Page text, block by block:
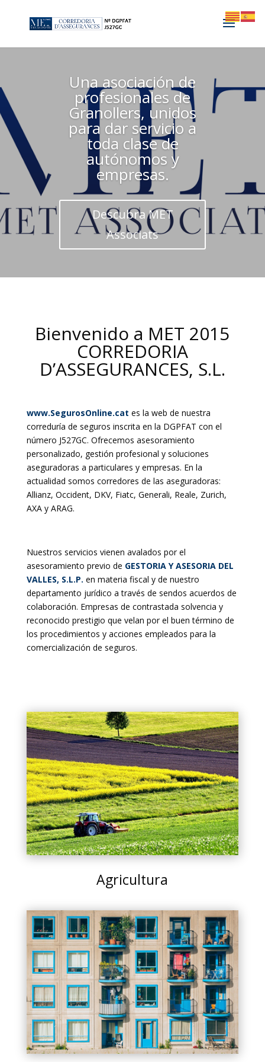
Una asociación de
profesionales de
Granollers, unidos
para dar servicio a
toda clase de
autónomos y
empresas.
Descubra MET
Associats
Bienvenido a MET 2015
CORREDORIA
D’ASSEGURANCES, S.L.
www.SegurosOnline.cat es la web de nuestra
correduría de seguros inscrita en la DGPFAT con el
número J527GC. Ofrecemos asesoramiento
personalizado, gestión profesional y soluciones
aseguradoras a particulares y empresas. En la
actualidad somos corredores de las aseguradoras:
Allianz, Occident, DKV, Fiatc, Generali, Reale, Zurich,
AXA y ARAG.
Nuestros servicios vienen avalados por el
asesoramiento previo de GESTORIA Y ASESORIA DEL
VALLES, S.L.P. en materia fiscal y de nuestro
departamento jurídico a través de sendos acuerdos de
colaboración. Empresas de contrastada solvencia y
reconocido prestigio que velan por el buen término de
los procedimientos y acciones empleados para la
comercialización de seguros.
Agricultura